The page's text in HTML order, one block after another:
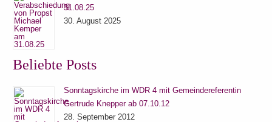
31.08.25
30. August 2025
Beliebte Posts
Sonntagskirche im WDR 4 mit Gemeindereferentin
Gertrude Knepper ab 07.10.12
28. September 2012